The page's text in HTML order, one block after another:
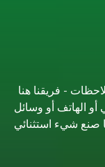
- فريقنا هنا
أو الهاتف أو وسائل